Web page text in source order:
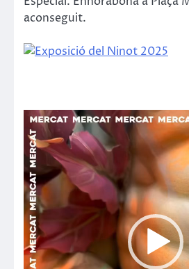
aconseguit.
Reproductor
de
vídeo